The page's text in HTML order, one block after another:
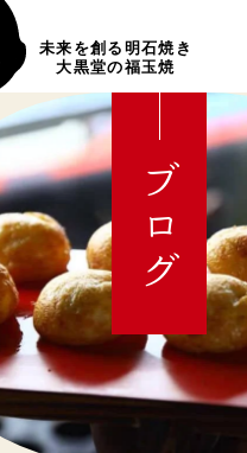
未来を創る明石焼き
大黒堂の福玉焼
ブログ